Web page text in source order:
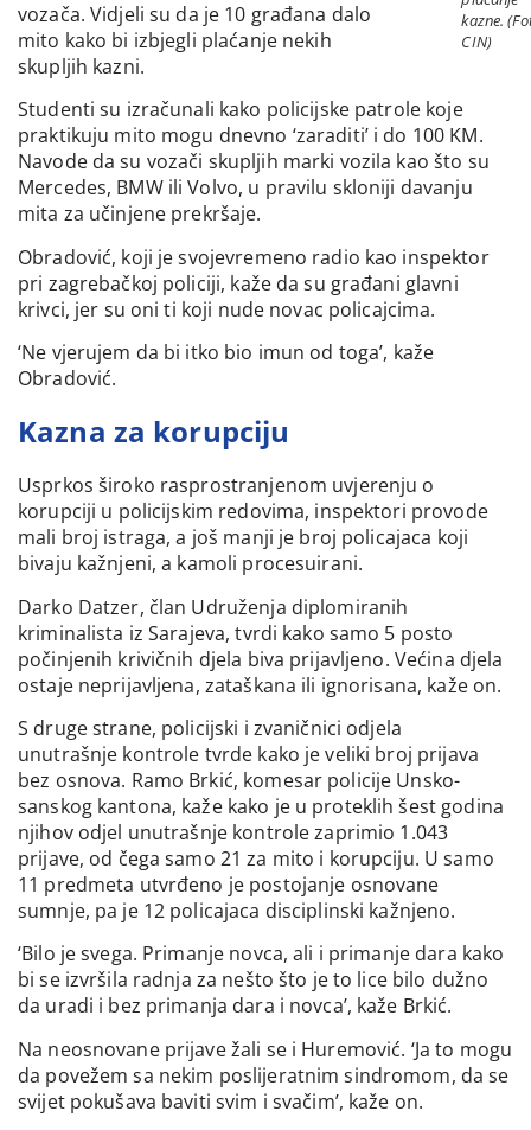
kazne.
CIN)
vozača. Vidjeli su da je 10 građana dalo
mito kako bi izbjegli plaćanje nekih
skupljih kazni.
Studenti su izračunali kako policijske patrole koje
praktikuju mito mogu dnevno ‘zaraditi’ i do 100 KM.
Navode da su vozači skupljih marki vozila kao što su
Mercedes, BMW ili Volvo, u pravilu skloniji davanju
mita za učinjene prekršaje.
Obradović, koji je svojevremeno radio kao inspektor
pri zagrebačkoj policiji, kaže da su građani glavni
krivci, jer su oni ti koji nude novac policajcima.
‘Ne vjerujem da bi itko bio imun od toga’, kaže
Obradović.
Kazna za korupciju
Usprkos široko rasprostranjenom uvjerenju o
korupciji u policijskim redovima, inspektori provode
mali broj istraga, a još manji je broj policajaca koji
bivaju kažnjeni, a kamoli procesuirani.
Darko Datzer, član Udruženja diplomiranih
kriminalista iz Sarajeva, tvrdi kako samo 5 posto
počinjenih krivičnih djela biva prijavljeno. Većina djela
ostaje neprijavljena, zataškana ili ignorisana, kaže on.
S druge strane, policijski i zvaničnici odjela
unutrašnje kontrole tvrde kako je veliki broj prijava
bez osnova. Ramo Brkić, komesar policije Unsko-
sanskog kantona, kaže kako je u proteklih šest godina
njihov odjel unutrašnje kontrole zaprimio 1.043
prijave, od čega samo 21 za mito i korupciju. U samo
11 predmeta utvrđeno je postojanje osnovane
sumnje, pa je 12 policajaca disciplinski kažnjeno.
‘Bilo je svega. Primanje novca, ali i primanje dara kako
bi se izvršila radnja za nešto što je to lice bilo dužno
da uradi i bez primanja dara i novca’, kaže Brkić.
Na neosnovane prijave žali se i Huremović. ‘Ja to mogu
da povežem sa nekim poslijeratnim sindromom, da se
svijet pokušava baviti svim i svačim’, kaže on.